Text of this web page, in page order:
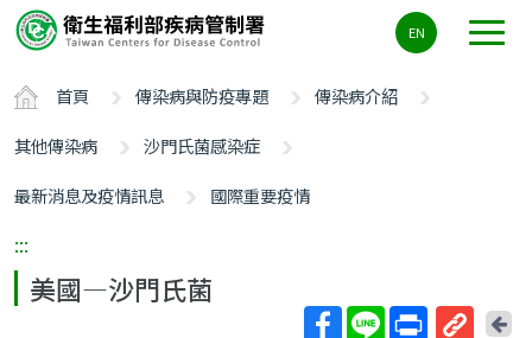
要
容
ALT+C
EN
首頁 傳染病與防疫專題
傳染病介紹
其他傳染病
沙門氏菌感染症
最新消息及疫情訊息
國際重要疫情
:::
美國—沙門氏菌
回